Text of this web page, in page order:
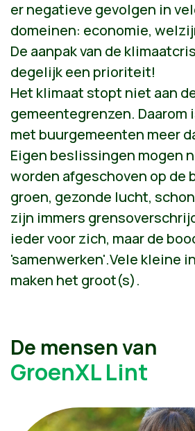
er negatieve gevolgen in
domeinen: economie,
De aanpak van de
degelijk een prioriteit!
Het klimaat stopt niet aan
gemeentegrenzen. Daarom
met buurgemeenten meer
Eigen beslissingen mogen
worden afgeschoven op de
groen, gezonde lucht,
zijn immers
ieder voor zich, maar de
'samenwerken'.Vele kleine
maken het groot(s).
De mensen van
GroenXL Lint